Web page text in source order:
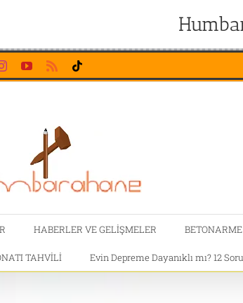
InstagramYouTubeRss
HABERLER VE GELİŞMELER
TAHVİLİ Evin Depreme Dayanıklı mı? 12